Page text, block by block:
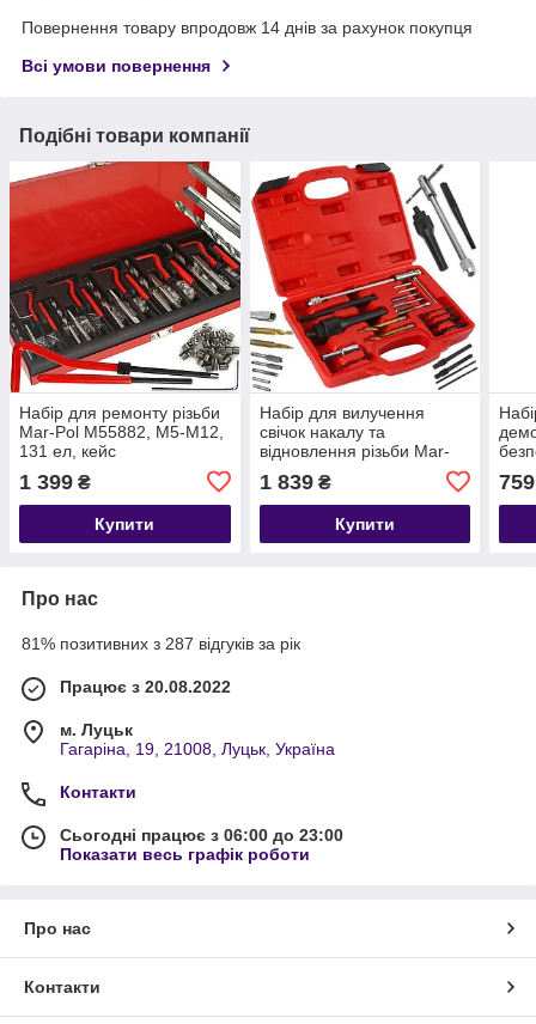
Повернення товару впродовж 14 днів за рахунок покупця
Всі умови повернення
Подібні товари компанії
Набір для ремонту різьби
Mar-Pol M55882, M5-M12,
131 ел, кейс
1 399 ₴
Купити
Набір для вилучення
свічок накалу та
відновлення різьби Mar-
1 839₴
Купити
759
Про нас
81% позитивних з 287 відгуків за рік
Працює з 20.08.2022
м. Луцьк
Гагаріна, 19, 21008, Луцьк, Україна
Контакти
Сьогодні працює з 06:00 до 23:00
Показати весь графік роботи
Про нас
Контакти